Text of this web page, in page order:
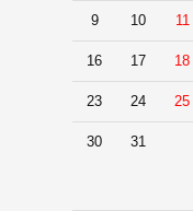
9 10 11
16 17 18
23 24 25
30 31